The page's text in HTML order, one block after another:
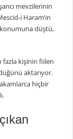
mevzilerinin
i Haram’ın
konumuna düştü,
fazla kişinin fiilen
aktarıyor.
hiçbir